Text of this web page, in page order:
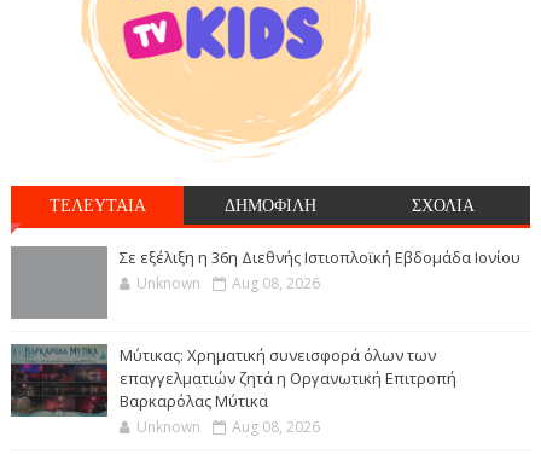
ΤΕΛΕΥΤΑΙΑ ΔΗΜΟΦΙΛΗ ΣΧΟΛΙΑ
Σε εξέλιξη η 36η Διεθνής Ιστιοπλοϊκή Εβδομάδα Ιονίου
Unknown Aug 08, 2026
Μύτικας: Χρηματική συνεισφορά όλων των
επαγγελματιών ζητά η Οργανωτική Επιτροπή
Βαρκαρόλας Μύτικα
Unknown Aug 08, 2026